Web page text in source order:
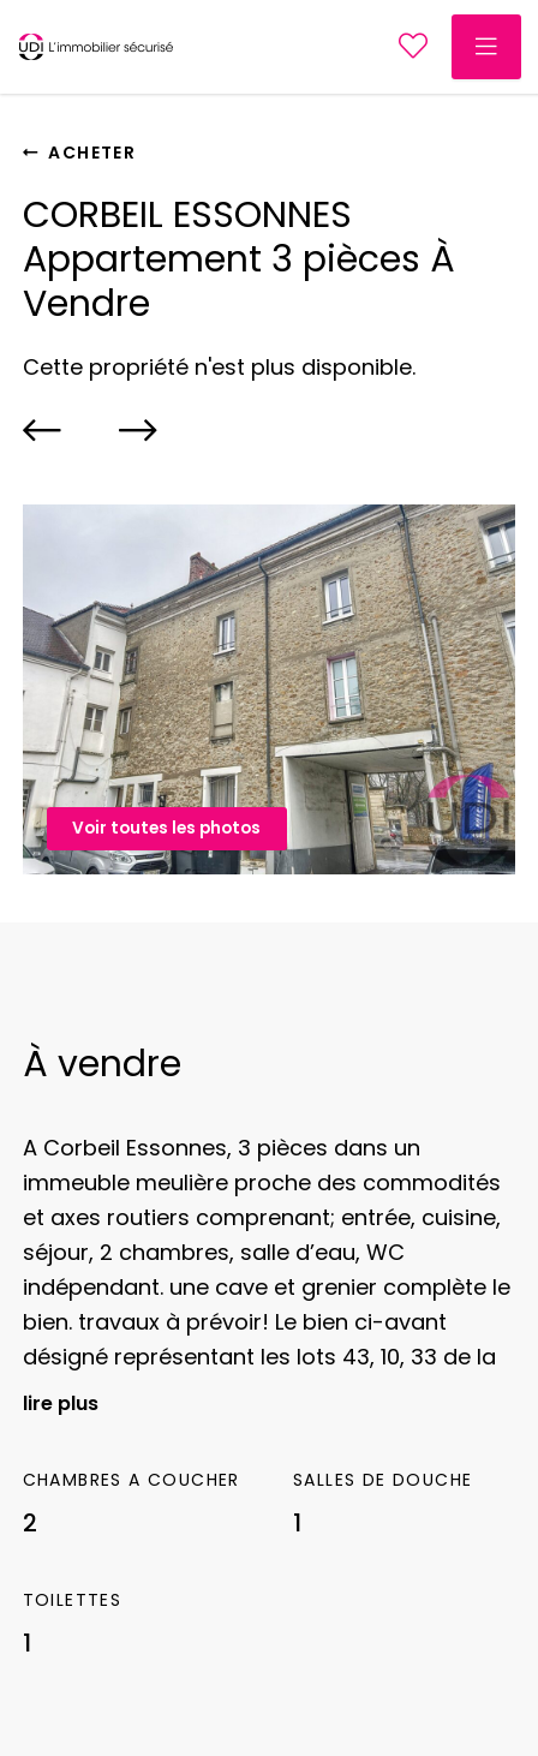
ACHETER
CORBEIL ESSONNES
Appartement 3 pièces À
Vendre
Cette propriété n'est plus disponible.
Voir toutes les photos
À vendre
A Corbeil Essonnes, 3 pièces dans un
immeuble meulière proche des commodités
et axes routiers comprenant; entrée, cuisine,
séjour, 2 chambres, salle d’eau, WC
indépendant. une cave et grenier complète le
bien. travaux à prévoir! Le bien ci-avant
désigné représentant les lots 43, 10, 33 de la
copropriété qui comporte lots. La moyenne
EVRY sous le numéro 494 624 158.
1er Juillet 2021. Montant estimé des dépenses
annuelles d’énergie pour un usage standard.
lire plus
CHAMBRES A COUCHER
2
SALLES DE DOUCHE
1
TOILETTES
1